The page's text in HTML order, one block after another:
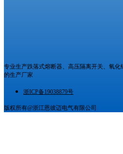
专业生产跌落式熔断器、高压隔离开关、氧
的生产厂家
浙ICP备19038879号
版权所有@浙江恩彼迈电气有限公司